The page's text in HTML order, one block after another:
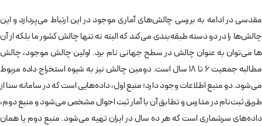
مقدسی در ادامه به بررسی چالش­‌های آماری موجود در این ارتباط می‌­پردازد و این
چالش‌­ها را در دو دسته طبقه‌­بندی می‌­کند که البته نه تنها چالش کشور ما بلکه از آن­‌
ها می‌­توان به عنوان چالش در سطح جهانی نام برد. اولین چالش موجود، چالش
مطالبه جمعیت 6 تا 18 سال است. دومین چالش نیز به شیوه استخراج داده مربوط
می‌­شود. دو منبع اطلاعات وجود دارد؛ منبع اول، داده‌­هایی است که در سامانه سنا از
طریق ثبت­‌نام در مدارس و تطابق آن با آمار ثبت احوال مشخص می‌­شود و منبع دوم،
داده‌­های سرشماری است که هر ده سال در ایران تهیه می‌­شود. منبع دوم یا همان